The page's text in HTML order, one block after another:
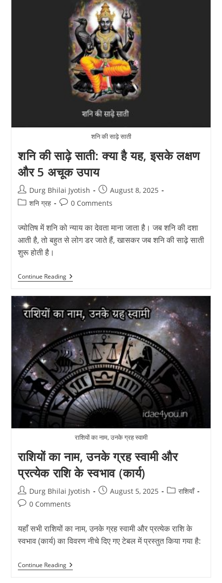
अचूक
फायदे:
जानिए
कब
और
कैसे
करें
पाठ
शनि की साढ़े साती
शनि की साढ़े साती: क्या है यह, इसके लक्षण
और 5 अचूक उपाय
Post
author:
Durg Bhilai Jyotish
Post
published:
August 8, 2025
Postशनि ग्रह
Post0 Comments
ज्योतिष में शनि को न्याय का देवता माना जाता है। जब शनि की दशा
आती है, तो बहुत से लोग डर जाते हैं, खासकर जब शनि की साढ़े साती
शुरू होती है।
Continue Readingशनि
की
क्या
है
इसके
लक्षण
और
5
अचूक
उपाय
राशियों का नाम, उनके ग्रह स्वामी
राशियों का नाम, उनके ग्रह स्वामी और
प्रत्येक राशि के स्वभाव (कार्य)
Post
author:
Durg Bhilai Jyotish
PostAugust 5, 2025
Postराशियाँ
Post0 Comments
यहाँ सभी राशियों का नाम, उनके ग्रह स्वामी और प्रत्येक राशि के
स्वभाव (कार्य) का विवरण नीचे दिए गए टेबल में प्रस्तुत किया गया है:
Continue Readingराशियों
का